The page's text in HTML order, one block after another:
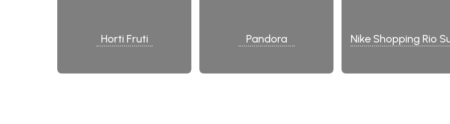
Horti Fruti Pandora Nike Shopping Rio